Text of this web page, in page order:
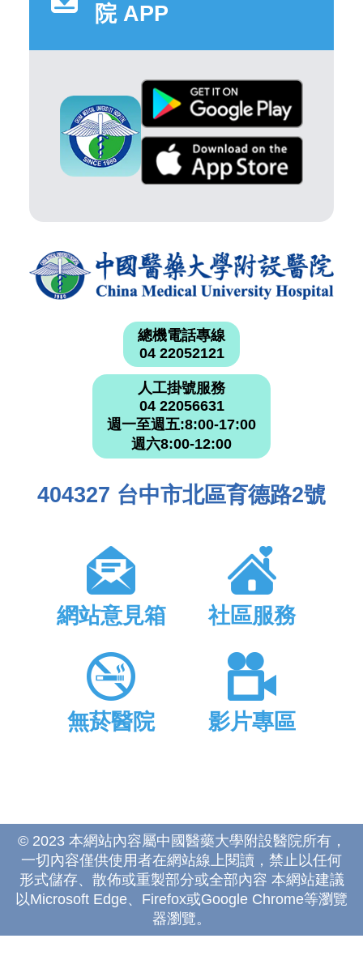
院 APP
總機電話專線
04 22052121
人工掛號服務
04 22056631
週一至週五:8:00-17:00
週六8:00-12:00
404327 台中市北區育德路2號
網站意見箱 社區服務
無菸醫院 影片專區
© 2023 本網站內容屬中國醫藥大學附設醫院所有，
一切內容僅供使用者在網站線上閱讀，禁止以任何
形式儲存、散佈或重製部分或全部內容 本網站建議
以Microsoft Edge、Firefox或Google Chrome等瀏覽
器瀏覽。